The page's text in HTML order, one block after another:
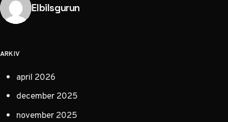
Publicerad av
Elbilsgurun
ARKIV
april 2026
december 2025
november 2025